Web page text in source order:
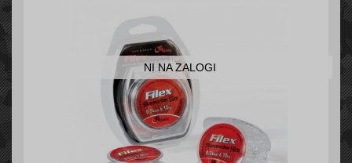
NI NA ZALOGI